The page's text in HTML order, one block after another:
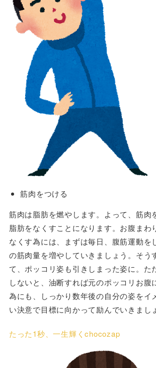
筋肉をつける
筋肉は脂肪を燃やします。よって、筋肉
脂肪をなくすことになります。お腹まわ
なくす為には、まずは毎日、腹筋運動を
の筋肉量を増やしていきましょう。そう
て、ポッコリ姿も引きしまった姿に。た
しないと、油断すれば元のポッコリお腹
為にも、しっかり数年後の自分の姿をイ
い決意で目標に向かって励んでいきまし
たった1秒、一生輝くchocozap